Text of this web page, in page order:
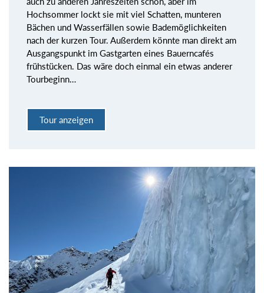
Hochsommer lockt sie mit viel Schatten, munteren
Bächen und Wasserfällen sowie Bademöglichkeiten
nach der kurzen Tour. Außerdem könnte man direkt am
Ausgangspunkt im Gastgarten eines Bauerncafés
frühstücken. Das wäre doch einmal ein etwas anderer
Tourbeginn…
Tour anzeigen